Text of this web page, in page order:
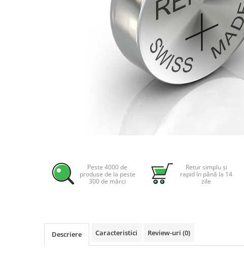
Panouri fotovoltaice si accesorii
Pachete complete stocare energie
Facebook
Peste 4000 de
produse de la peste
300 de mărci
Retur simplu și
rapid în până la 14
zile
Descriere Caracteristici Review-uri (0)